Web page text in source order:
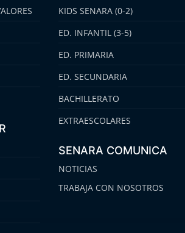
KIDS SENARA (0-2)
ED. INFANTIL (3-5)
ED. PRIMARIA
ED. SECUNDARIA
BACHILLERATO
EXTRAESCOLARES
SENARA COMUNICA
NOTICIAS
TRABAJA CON NOSOTROS